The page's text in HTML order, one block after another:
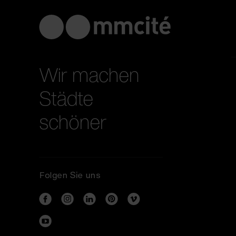
Wir machen
Städte
schöner
Folgen Sie uns